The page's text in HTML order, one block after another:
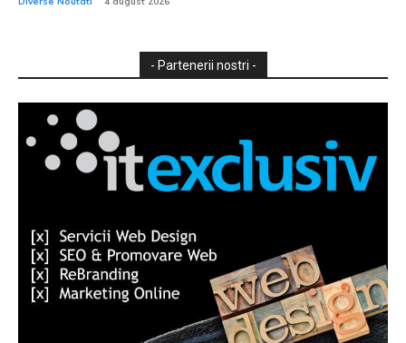
- Partenerii nostri -